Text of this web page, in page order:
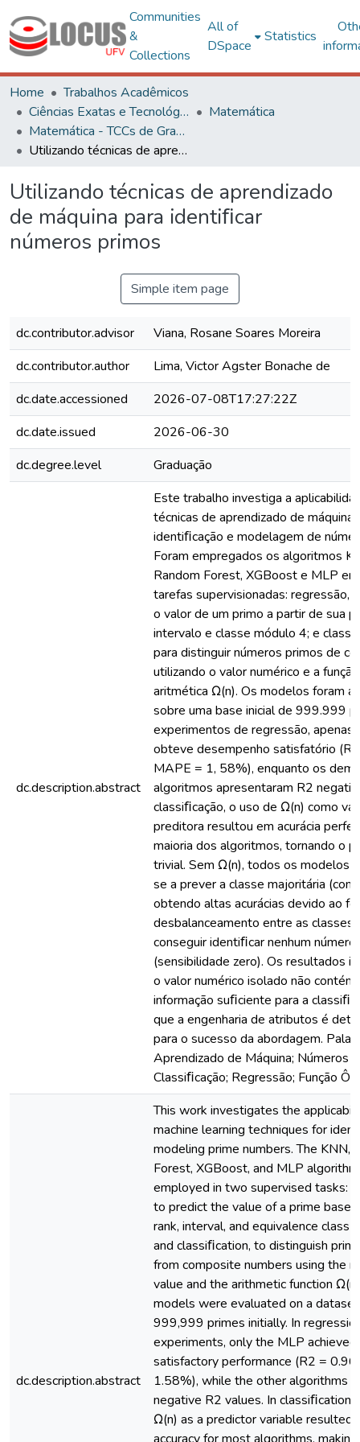
Communities
&
Collections
All of
DSpace
Statistics
Home
Trabalhos Acadêmicos
Ciências Exatas e Tecnológicas
Matemática
Matemática - TCCs de Graduação
Utilizando técnicas de aprendizado de máquina para identiﬁcar números primos
Utilizando técnicas de aprendizado
de máquina para identiﬁcar
números primos
Simple item page
dc.contributor.advisor
Viana, Rosane Soares Moreira
dc.contributor.author
Lima, Victor Agster Bonache de
dc.date.accessioned
2026-07-08T17:27:22Z
dc.date.issued
2026-06-30
dc.degree.level
Graduação
dc.description.abstract
Este trabalho investiga a
técnicas de aprendizado de máquina
identiﬁcação e modelagem de
Foram empregados os algoritmos
Random Forest, XGBoost e MLP
tarefas supervisionadas: regressão,
o valor de um primo a partir de sua
intervalo e classe módulo 4; e
para distinguir números primos de
utilizando o valor numérico e a função
aritmética Ω(n). Os modelos foram
sobre uma base inicial de 999.999
experimentos de regressão, apenas
obteve desempenho satisfatório
MAPE = 1, 58%), enquanto os
algoritmos apresentaram R2
classiﬁcação, o uso de Ω(n) como
preditora resultou em acurácia
maioria dos algoritmos, tornando o
trivial. Sem Ω(n), todos os modelos
se a prever a classe majoritária
obtendo altas acurácias devido ao
desbalanceamento entre as classes,
conseguir identiﬁcar nenhum número
(sensibilidade zero). Os resultados
o valor numérico isolado não contém
informação suﬁciente para a
que a engenharia de atributos é
para o sucesso da abordagem.
Aprendizado de Máquina; Números
Classiﬁcação; Regressão; Função
dc.description.abstract
This work investigates the
machine learning techniques for
modeling prime numbers. The KNN,
Forest, XGBoost, and MLP
employed in two supervised tasks:
to predict the value of a prime
rank, interval, and equivalence class
and classiﬁcation, to distinguish
from composite numbers using the
value and the arithmetic function
models were evaluated on a
999,999 primes initially. In
experiments, only the MLP achieved
satisfactory performance (R2 =
1.58%), while the other algorithms
negative R2 values. In classiﬁcation,
Ω(n) as a predictor variable resulted